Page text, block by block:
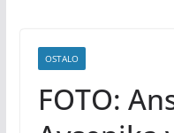
OSTALO
FOTO: